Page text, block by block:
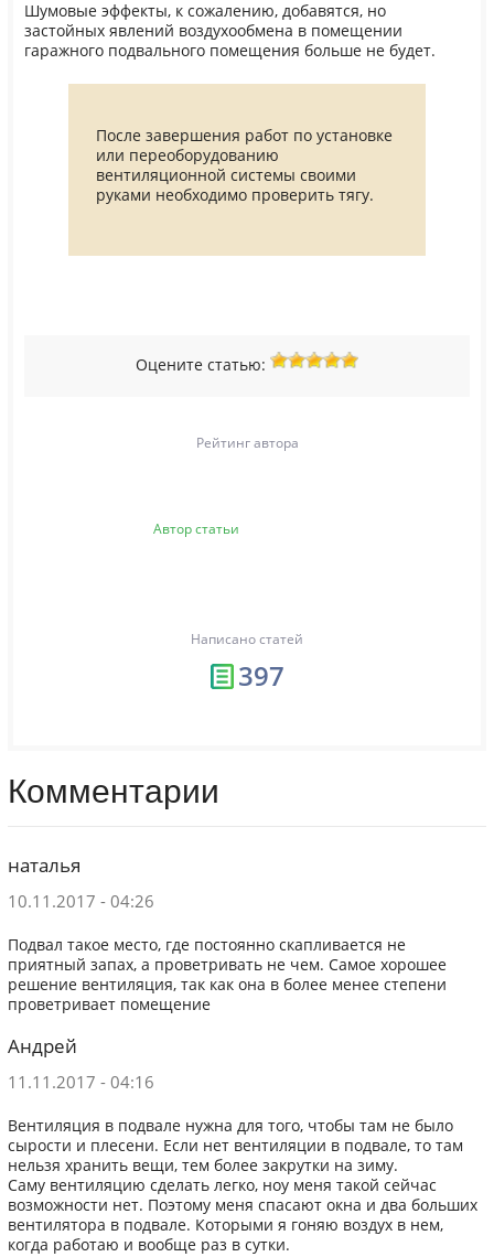
Шумовые эффекты, к сожалению, добавятся, но
застойных явлений воздухообмена в помещении
гаражного подвального помещения больше не будет.
После завершения работ по установке
или переоборудованию
вентиляционной системы своими
руками необходимо проверить тягу.
Оцените статью:
Рейтинг автора
Автор статьи
Написано статей
397
Комментарии
наталья
10.11.2017 - 04:26
Подвал такое место, где постоянно скапливается не
приятный запах, а проветривать не чем. Самое хорошее
решение вентиляция, так как она в более менее степени
проветривает помещение
Андрей
11.11.2017 - 04:16
Вентиляция в подвале нужна для того, чтобы там не было
сырости и плесени. Если нет вентиляции в подвале, то там
нельзя хранить вещи, тем более закрутки на зиму.
Саму вентиляцию сделать легко, ноу меня такой сейчас
возможности нет. Поэтому меня спасают окна и два больших
вентилятора в подвале. Которыми я гоняю воздух в нем,
когда работаю и вообще раз в сутки.